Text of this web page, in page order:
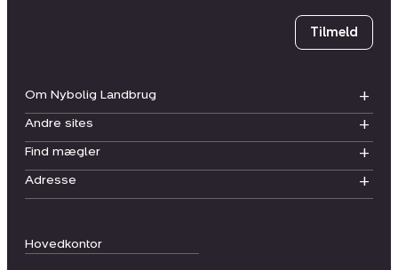
Hovedkontor
Om Nybolig Landbrug
Andre sites
Find mægler
Adresse
Tilmeld